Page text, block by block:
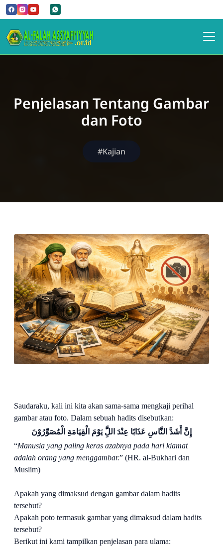
Penjelasan Tentang Gambar
dan Foto
#Kajian
Saudaraku, kali ini kita akan sama-sama mengkaji perihal
gambar atau foto. Dalam sebuah hadits disebutkan:
إِنَّ أَشَدَّ النَّاسِ عَذَابًا عِنْدَ اللََِّّ يَوْمَ الْقِيَامَةِ الْمُصَوِّرُوْنَ
“Manusia yang paling keras azabnya pada hari kiamat
adalah orang yang menggambar.” (HR. al-Bukhari dan
Muslim)
Apakah yang dimaksud dengan gambar dalam hadits
tersebut?
Apakah poto termasuk gambar yang dimaksud dalam hadits
tersebut?
Berikut ini kami tampilkan penjelasan para ulama: